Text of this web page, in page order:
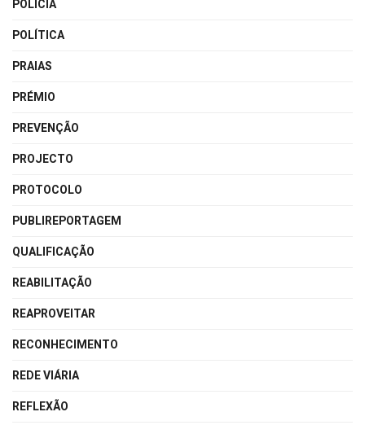
POLÍCIA
POLÍTICA
PRAIAS
PRÉMIO
PREVENÇÃO
PROJECTO
PROTOCOLO
PUBLIREPORTAGEM
QUALIFICAÇÃO
REABILITAÇÃO
REAPROVEITAR
RECONHECIMENTO
REDE VIÁRIA
REFLEXÃO